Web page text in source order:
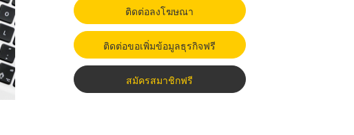
ติดต่อลงโฆษณา
ติดต่อขอเพิ่มข้อมูลธุรกิจฟรี
สมัครสมาชิกฟรี